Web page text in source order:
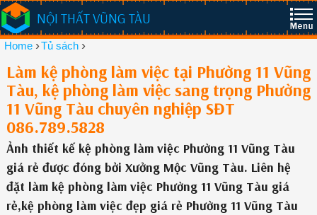
NỘI THẤT VŨNG TÀU
Home ›Tủ sách ›
Làm kệ phòng làm việc tại Phường 11 Vũng
Tàu, kệ phòng làm việc sang trọng Phường
11 Vũng Tàu chuyên nghiệp SĐT
086.789.5828
Ảnh thiết kế kệ phòng làm việc Phường 11 Vũng Tàu
giá rẻ được đóng bởi Xưởng Mộc Vũng Tàu. Liên hệ
đặt làm kệ phòng làm việc Phường 11 Vũng Tàu giá
rẻ,kệ phòng làm việc đẹp giá rẻ Phường 11 Vũng Tàu